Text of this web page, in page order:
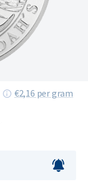
€2,16 per gram